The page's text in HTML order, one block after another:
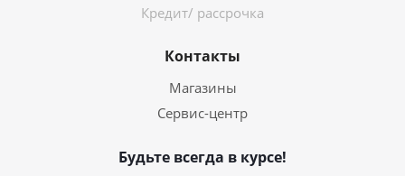
Кредит/ рассрочка
Контакты
Магазины
Сервис-центр
Будьте всегда в курсе!